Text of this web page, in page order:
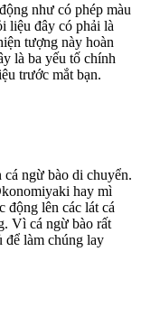
như có phép màu
liệu đây có phải là
tượng này hoàn
là ba yếu tố chính
trước mắt bạn.
ngừ bào di chuyển.
hay mì
động lên các lát cá
Vì cá ngừ bào rất
để làm chúng lay